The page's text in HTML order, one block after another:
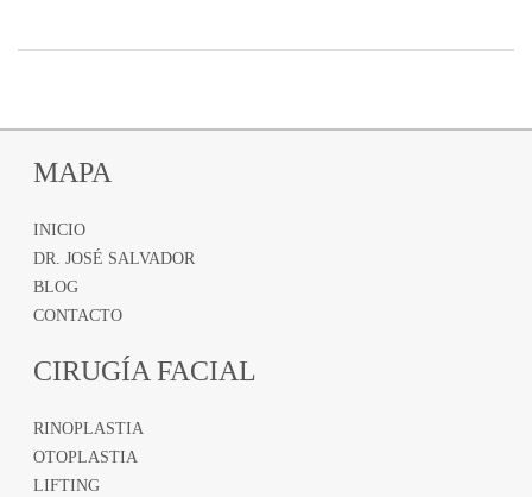
MAPA
INICIO
DR. JOSÉ SALVADOR
BLOG
CONTACTO
CIRUGÍA FACIAL
RINOPLASTIA
OTOPLASTIA
LIFTING